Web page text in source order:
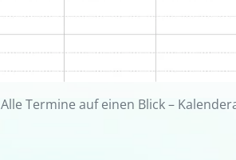
Alle Termine auf einen Blick –